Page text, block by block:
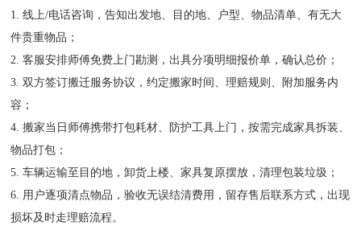
1. 线上/电话咨询，告知出发地、目的地、户型、物品清单、有无大
件贵重物品；
2. 客服安排师傅免费上门勘测，出具分项明细报价单，确认总价；
3. 双方签订搬迁服务协议，约定搬家时间、理赔规则、附加服务内
容；
4. 搬家当日师傅携带打包耗材、防护工具上门，按需完成家具拆装、
物品打包；
5. 车辆运输至目的地，卸货上楼、家具复原摆放，清理包装垃圾；
6. 用户逐项清点物品，验收无误结清费用，留存售后联系方式，出现
损坏及时走理赔流程。